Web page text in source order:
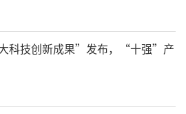
科技创新成果”发布，“十强”产